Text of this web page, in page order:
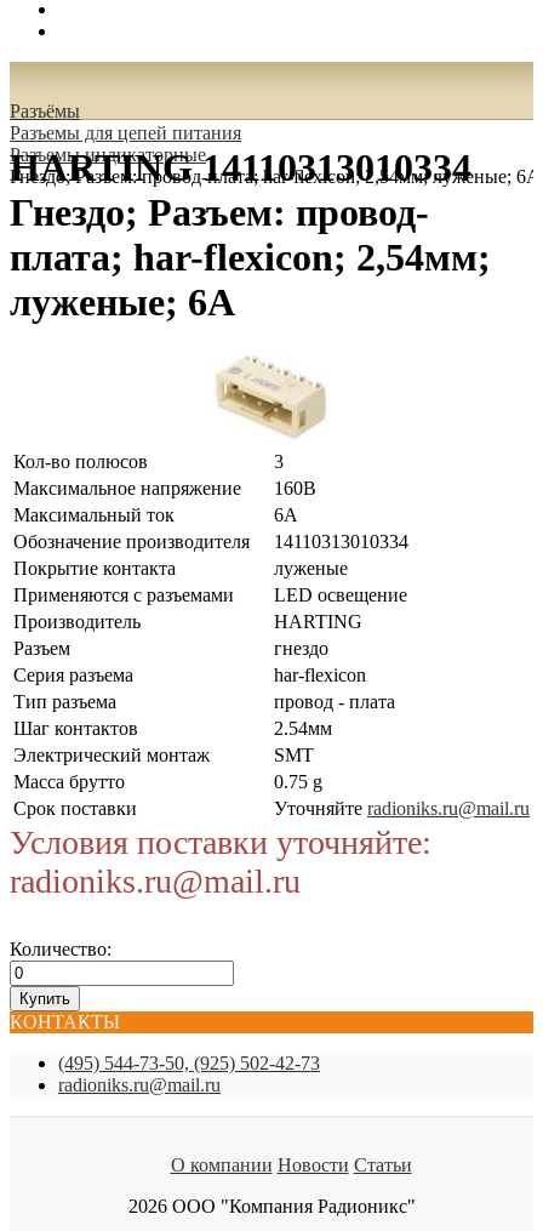
Разъёмы
Разъeмы для цепей питания
Разъемы индикаторные
Гнездо; Разъем: провод-плата; har-flexicon; 2,54мм; луженые; 6А
HARTING 14110313010334
Гнездо; Разъем: провод-
плата; har-flexicon; 2,54мм;
луженые; 6А
Кол-во полюсов
3
Максимальное напряжение
160В
Максимальный ток
6А
Обозначение производителя
14110313010334
Покрытие контакта
луженые
Применяются с разъемами
LED освещение
Производитель
HARTING
Разъем
гнездо
Серия разъема
har-flexicon
Тип разъема
провод - плата
Шаг контактов
2.54мм
Электрический монтаж
SMT
Масса брутто
0.75 g
Срок поставки
Уточняйте radioniks.ru@mail.ru
Условия поставки уточняйте:
radioniks.ru@mail.ru
Количество:
КОНТАКТЫ
(495) 544-73-50, (925) 502-42-73
radioniks.ru@mail.ru
О компании Новости Статьи
2026 ООО "Компания Радионикс"